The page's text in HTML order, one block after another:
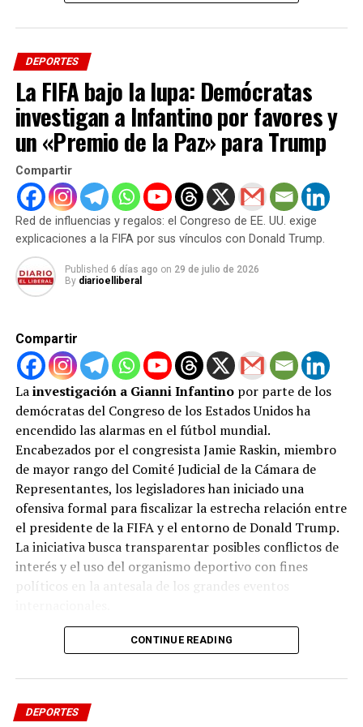
3. Menos votantes
Una crítica importante al Balón de Oro residía en que
algunos votantes de países pequeños no tenían la
suficiente relevancia y cultura futbolística como para
equipararse a los de países poderosos.
A partir de ahora, sólo los representantes de los
primeros 100 países del ránking FIFA tendrán derecho a
voto.
De esta manera, France Football se asegura que no haya
votos sin una calidad lo suficientemente considerable
que se equiparen al resto.
4. Premio individual
Aunque el Balón de Oro siempre fue un premio a un
futbolista, a veces se ponderaron más los éxitos
colectivos que los individuales.
Es decir, aquel jugador que ganara varios títulos con su
club o selección siempre estaba entre los finalistas
incluso sin haber tenido un papel principal en estos
logros.
Con el cambio, se reforzará la tésis de que el premio es
para un futbolista por sus méritos, no por los de su
equipo, lo que hará posible que alguien lo gane incluso
favorito.
DEPORTES
La FIFA bajo la lupa: Demócratas
investigan a Infantino por favores y
un «Premio de la Paz» para Trump
Compartir
Red de influencias y regalos: el Congreso de EE. UU. exige
explicaciones a la FIFA por sus vínculos con Donald Trump.
Published 6 días ago on 29 de julio de 2026
By diarioelliberal
Compartir
Lainvestigación a Gianni Infantinopor parte de los
demócratas del Congreso de los Estados Unidos ha
encendido las alarmas en el fútbol mundial.
Encabezados por el congresista Jamie Raskin, miembro
de mayor rango del Comité Judicial de la Cámara de
Representantes, los legisladores han iniciado una
ofensiva formal para fiscalizar la estrecha relación entre
el presidente de la FIFA y el entorno de Donald Trump.
La iniciativa busca transparentar posibles conflictos de
interés y el uso del organismo deportivo con fines
políticos en la antesala de los grandes eventos
El comité ha solicitado formalmente que Infantino
completo con registros de visitas, comunicaciones y
cualquier documentación que acredite la entrega de
regalos, pagos o beneficios directos otorgados tanto a
CONTINUE READING
DEPORTES